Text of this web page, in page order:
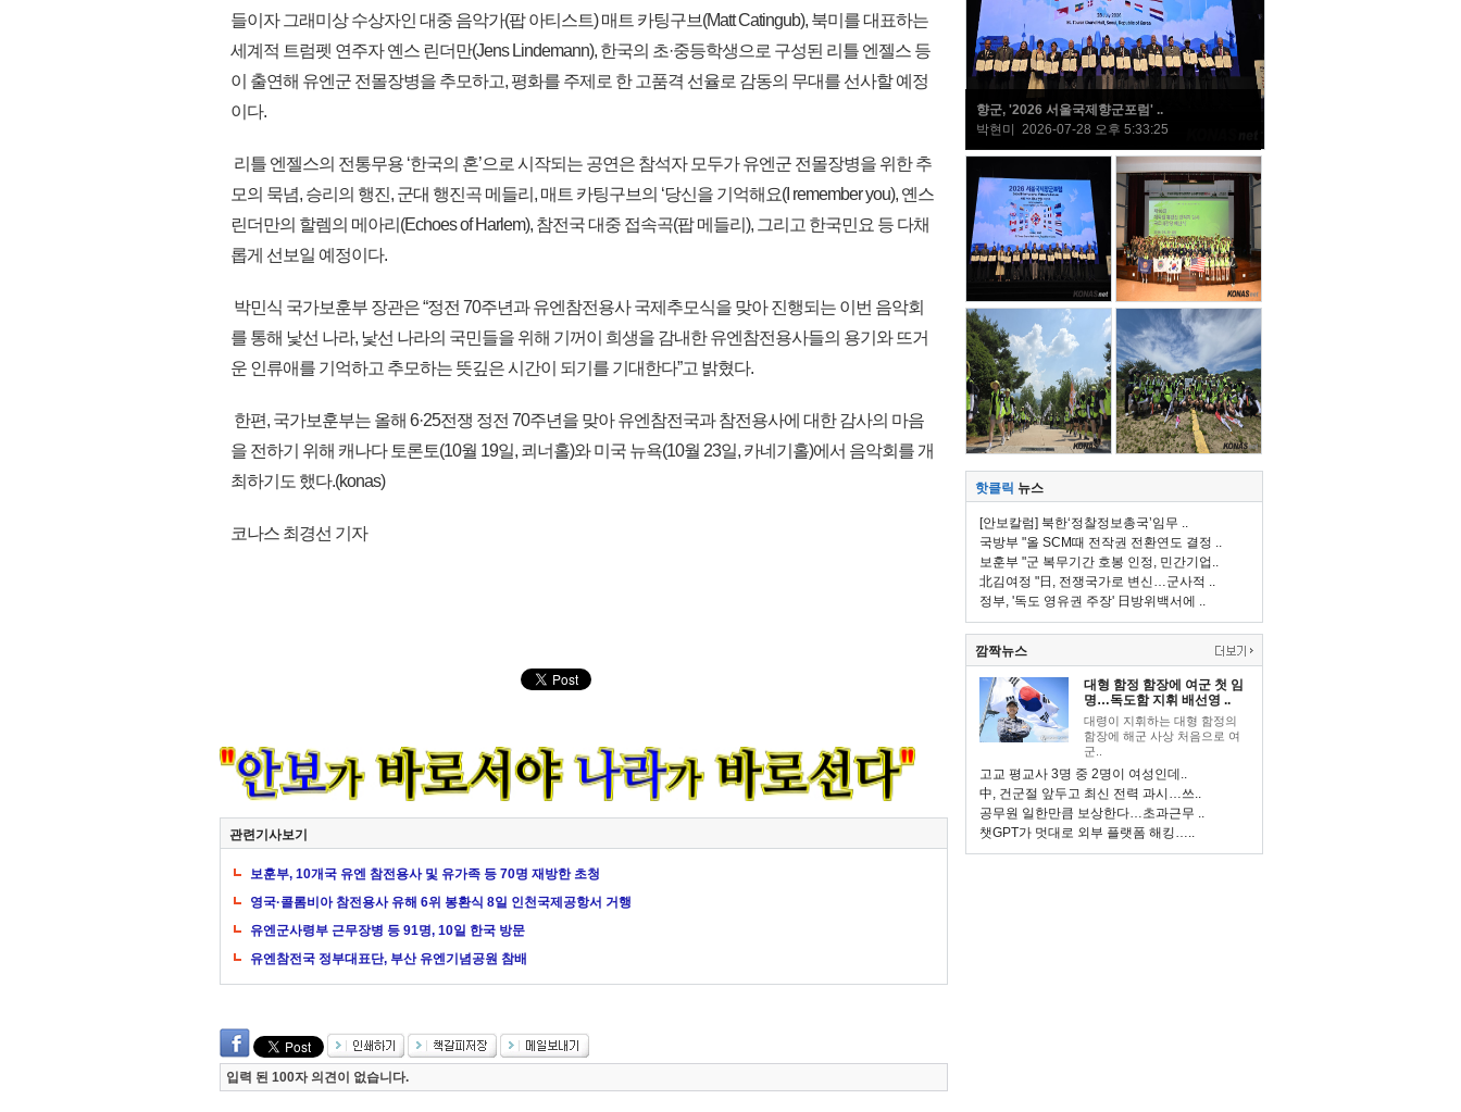
들이자 그래미상 수상자인 대중 음악가(팝 아티스트) 매트 카팅구브(Matt Catingub), 북미를 대표하는
세계적 트럼펫 연주자 옌스 린더만(Jens Lindemann), 한국의 초·중등학생으로 구성된 리틀 엔젤스 등
이 출연해 유엔군 전몰장병을 추모하고, 평화를 주제로 한 고품격 선율로 감동의 무대를 선사할 예정
이다.
리틀 엔젤스의 전통무용 ‘한국의 혼’으로 시작되는 공연은 참석자 모두가 유엔군 전몰장병을 위한 추
모의 묵념, 승리의 행진, 군대 행진곡 메들리, 매트 카팅구브의 ‘당신을 기억해요(I remember you), 옌스
린더만의 할렘의 메아리(Echoes of Harlem), 참전국 대중 접속곡(팝 메들리), 그리고 한국민요 등 다채
롭게 선보일 예정이다.
박민식 국가보훈부 장관은 “정전 70주년과 유엔참전용사 국제추모식을 맞아 진행되는 이번 음악회
를 통해 낯선 나라, 낯선 나라의 국민들을 위해 기꺼이 희생을 감내한 유엔참전용사들의 용기와 뜨거
운 인류애를 기억하고 추모하는 뜻깊은 시간이 되기를 기대한다”고 밝혔다.
한편, 국가보훈부는 올해 6·25전쟁 정전 70주년을 맞아 유엔참전국과 참전용사에 대한 감사의 마음
을 전하기 위해 캐나다 토론토(10월 19일, 쾨너홀)와 미국 뉴욕(10월 23일, 카네기홀)에서 음악회를 개
최하기도 했다.(konas)
코나스 최경선 기자
관련기사보기
보훈부, 10개국 유엔 참전용사 및 유가족 등 70명 재방한 초청
영국·콜롬비아 참전용사 유해 6위 봉환식 8일 인천국제공항서 거행
유엔군사령부 근무장병 등 91명, 10일 한국 방문
유엔참전국 정부대표단, 부산 유엔기념공원 참배
입력 된 100자 의견이 없습니다.
향군, '2026 서울국제향군포럼' ..
박현미 2026-07-28 오후 5:33:25
핫클릭 뉴스
[안보칼럼] 북한‘정찰정보총국’임무 ..
국방부 "올 SCM때 전작권 전환연도 결정 ..
보훈부 "군 복무기간 호봉 인정, 민간기업..
北김여정 "日, 전쟁국가로 변신…군사적 ..
정부, '독도 영유권 주장' 日방위백서에 ..
깜짝뉴스
대형 함정 함장에 여군 첫 임
명…독도함 지휘 배선영 ..
대령이 지휘하는 대형 함정의
함장에 해군 사상 처음으로 여
군..
고교 평교사 3명 중 2명이 여성인데..
中, 건군절 앞두고 최신 전력 과시…쓰..
공무원 일한만큼 보상한다…초과근무 ..
챗GPT가 멋대로 외부 플랫폼 해킹…..